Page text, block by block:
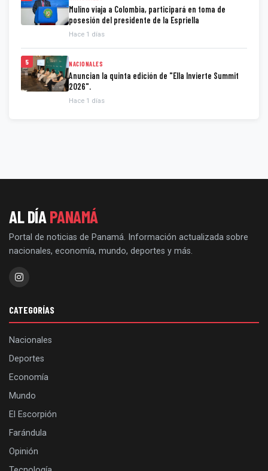
Mulino viaja a Colombia, participará en toma de
posesión del presidente de la Espriella
Hace 1 días
5 NACIONALES
Anuncian la quinta edición de "Ella Invierte Summit
2026".
Hace 1 días
AL DÍAPANAMÁ
Portal de noticias de Panamá. Información actualizada sobre
nacionales, economía, mundo, deportes y más.
CATEGORÍAS
Nacionales
Deportes
Economía
Mundo
El Escorpión
Farándula
Opinión